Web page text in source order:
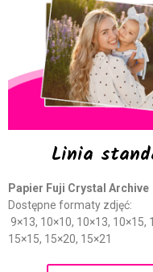
Linia
Papier Fuji Crystal Archive
Dostępne formaty zdjęć:
9×13, 10×10, 10×13, 10×15,
15×15, 15×20, 15×21